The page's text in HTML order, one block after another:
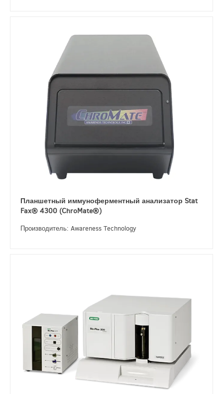
Планшетный иммуноферментный анализатор Stat
Fax® 4300 (ChroMate®)
Производитель: Awareness Technology